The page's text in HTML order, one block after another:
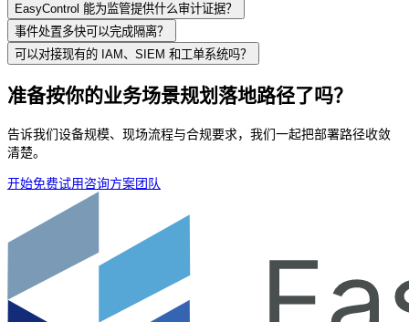
EasyControl 能为监管提供什么审计证据？
事件处置多快可以完成隔离？
可以对接现有的 IAM、SIEM 和工单系统吗？
准备按你的业务场景规划落地路径了吗？
告诉我们设备规模、现场流程与合规要求，我们一起把部署路径收敛
清楚。
开始免费试用咨询方案团队